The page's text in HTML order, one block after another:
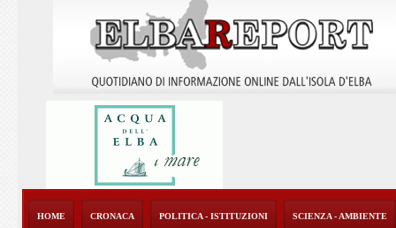
HOME CRONACA POLITICA - ISTITUZIONI SCIENZA - AMBIENTE